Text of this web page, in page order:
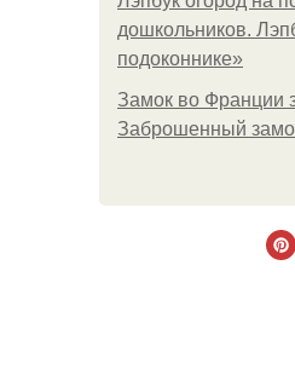
дошкольников.
подоконнике»
Замок во Франции
Заброшенный